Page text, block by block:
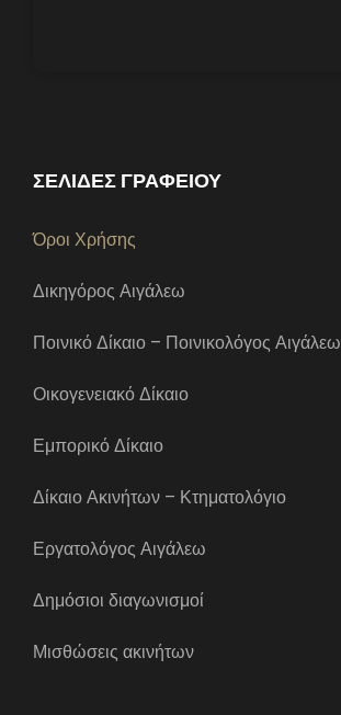
ΣΕΛΙΔΕΣ ΓΡΑΦΕΙΟΥ
Όροι Χρήσης
Δικηγόρος Αιγάλεω
Ποινικό Δίκαιο – Ποινικολόγος Αιγάλεω
Οικογενειακό Δίκαιο
Εμπορικό Δίκαιο
Δίκαιο Ακινήτων – Κτηματολόγιο
Εργατολόγος Αιγάλεω
Δημόσιοι διαγωνισμοί
Μισθώσεις ακινήτων